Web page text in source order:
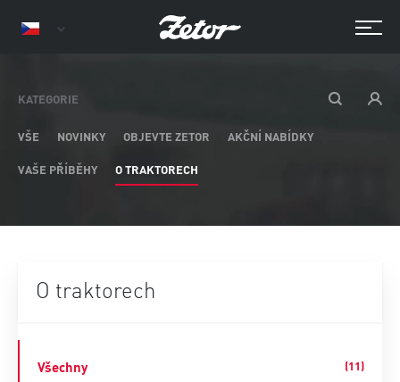
KATEGORIE
VŠE NOVINKY OBJEVTE ZETOR AKČNÍ NABÍDKY
VAŠE PŘÍBĚHY O TRAKTORECH
O traktorech
Všechny (11)